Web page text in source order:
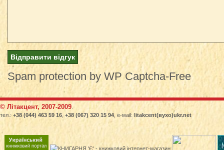
Spam protection by WP Captcha-Free
© Літакцент, 2007-2009
тел.:+38 (044) 463 59 16 +38 (067) 320 15 94 , е-маіl: litakcent(вухо)ukr.net